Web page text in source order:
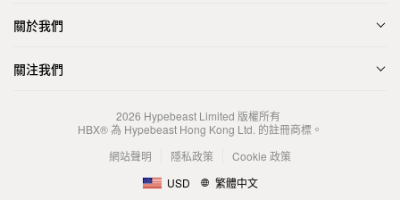
關於我們
關注我們
2026 Hypebeast Limited 版權所有
HBX® 為 Hypebeast Hong Kong Ltd. 的註冊商標。
網站聲明
隱私政策
Cookie 政策
USD
繁體中文